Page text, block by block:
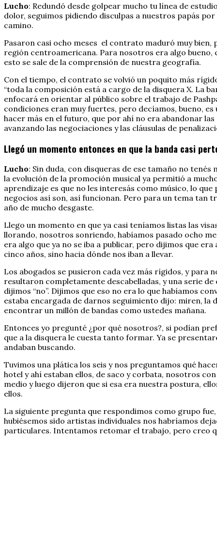
Lucho: Redundó desde golpear mucho tu línea de
dolor, seguimos pidiendo disculpas a nuestros papás
camino.
Pasaron casi ocho meses el contrato maduró muy bien,
región centroamericana. Para nosotros era algo bueno,
esto se sale de la comprensión de nuestra geografía.
Con el tiempo, el contrato se volvió un poquito más
“toda la composición está a cargo de la disquera X. La
enfocará en orientar al público sobre el trabajo de
condiciones eran muy fuertes, pero decíamos, bueno,
hacer más en el futuro, que por ahí no era abandonar
avanzando las negociaciones y las cláusulas de
Llegó un momento entonces en que la banda casi
Lucho: Sin duda, con disqueras de ese tamaño no
la evolución de la promoción musical ya permitió a
aprendizaje es que no les interesás como músico, lo
negocios así son, así funcionan. Pero para un tema tan
año de mucho desgaste.
Llego un momento en que ya casi teníamos listas las
llorando, nosotros sonriendo, habíamos pasado ocho
era algo que ya no se iba a publicar, pero dijimos que
cinco años, sino hacia dónde nos iban a llevar.
Los abogados se pusieron cada vez más rígidos, y para
resultaron completamente descabelladas, y una serie
dijimos “no”. Dijimos que eso no era lo que habíamos
estaba encargada de darnos seguimiento dijo: miren, la
encontrar un millón de bandas como ustedes mañana.
Entonces yo pregunté ¿por qué nosotros?, si podían
que a la disquera le cuesta tanto formar. Ya se
andaban buscando.
Tuvimos una plática los seis y nos preguntamos qué
hotel y ahí estaban ellos, de saco y corbata, nosotros
medio y luego dijeron que si esa era nuestra postura,
ellos.
La siguiente pregunta que respondimos como grupo
hubiésemos sido artistas individuales nos habríamos
particulares. Intentamos retomar el trabajo, pero creo